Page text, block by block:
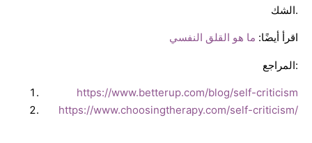
الشك.
اقرأ أيضًا: ما هو القلق النفسي
المراجع:
https://www.betterup.com/blog/self-criticism
https://www.choosingtherapy.com/self-criticism/